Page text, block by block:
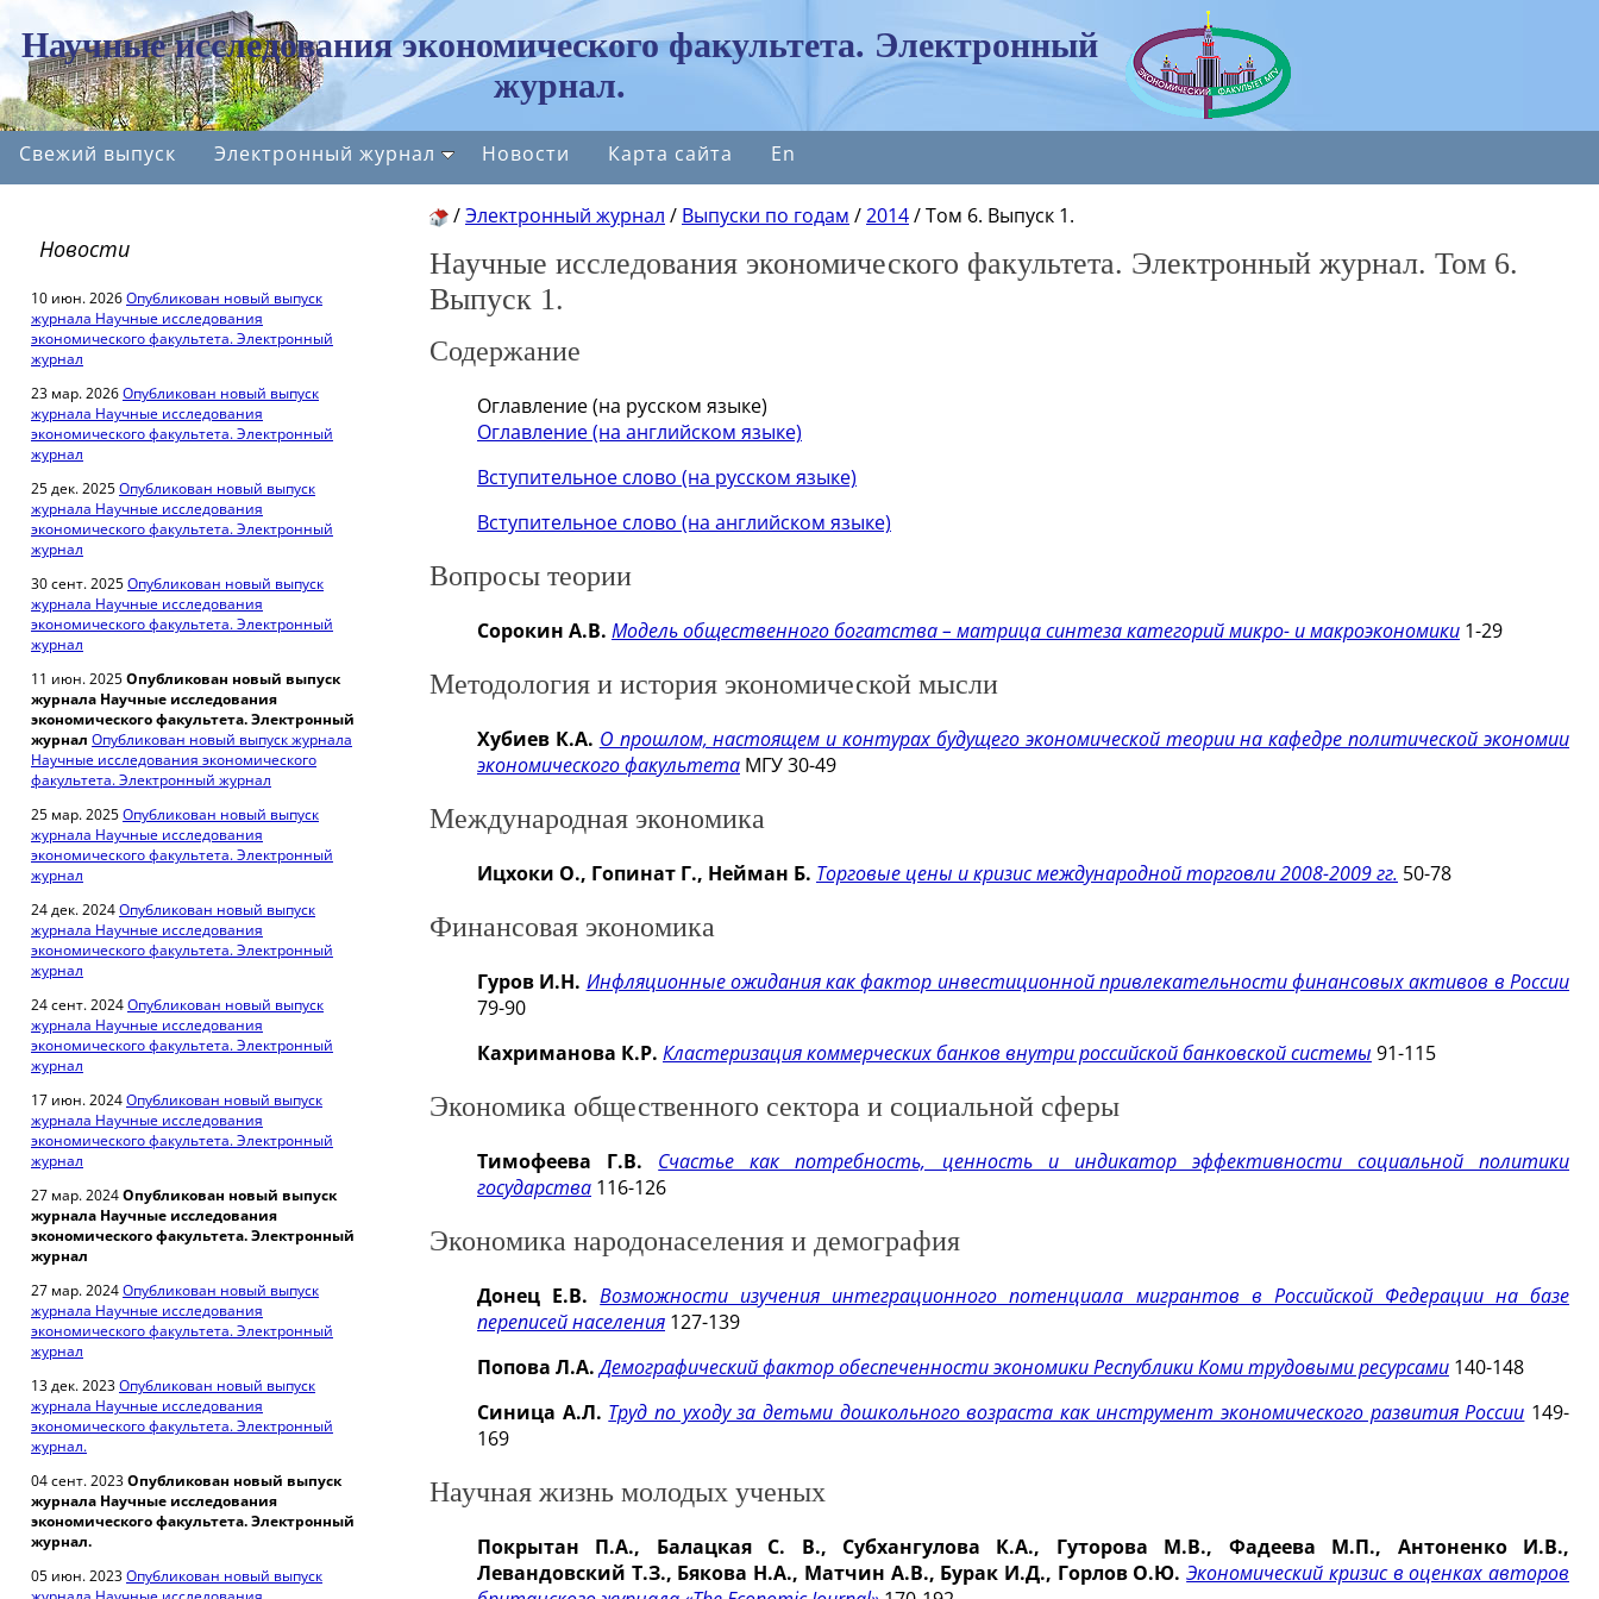
Научные исследования экономического факультета. Электронный
журнал.
Свежий выпуск Электронный журнал Новости Карта сайта En
Новости
10 июн. 2026Опубликован новый выпуск
журнала Научные исследования
экономического факультета. Электронный
журнал
23 мар. 2026Опубликован новый выпуск
журнала Научные исследования
экономического факультета. Электронный
журнал
25 дек. 2025Опубликован новый выпуск
журнала Научные исследования
экономического факультета. Электронный
журнал
30 сент. 2025Опубликован новый выпуск
журнала Научные исследования
экономического факультета. Электронный
журнал
11 июн. 2025Опубликован новый выпуск
журнала Научные исследования
экономического факультета. Электронный
журнал Опубликован новый выпуск журнала
Научные исследования экономического
факультета. Электронный журнал
25 мар. 2025Опубликован новый выпуск
журнала Научные исследования
экономического факультета. Электронный
журнал
24 дек. 2024Опубликован новый выпуск
журнала Научные исследования
экономического факультета. Электронный
журнал
24 сент. 2024Опубликован новый выпуск
журнала Научные исследования
экономического факультета. Электронный
журнал
17 июн. 2024Опубликован новый выпуск
журнала Научные исследования
экономического факультета. Электронный
журнал
27 мар. 2024Опубликован новый выпуск
журнала Научные исследования
экономического факультета. Электронный
журнал
27 мар. 2024Опубликован новый выпуск
журнала Научные исследования
экономического факультета. Электронный
журнал
13 дек. 2023Опубликован новый выпуск
журнала Научные исследования
экономического факультета. Электронный
журнал.
04 сент. 2023Опубликован новый выпуск
журнала Научные исследования
экономического факультета. Электронный
журнал.
05 июн. 2023Опубликован новый выпуск
/Электронный журнал / Выпуски по годам /2014/Том 6. Выпуск 1.
Научные исследования экономического факультета. Электронный журнал. Том 6.
Выпуск 1.
Содержание
Оглавление (на русском языке)
Оглавление (на английском языке)
Вступительное слово (на русском языке)
Вступительное слово (на английском языке)
Вопросы теории
Сорокин А.В. Модель общественного богатства – матрица синтеза категорий микро- и макроэкономики 1-29
Методология и история экономической мысли
Хубиев К.А. О прошлом, настоящем и контурах будущего экономической теории на кафедре политической экономии
экономического факультета МГУ 30-49
Международная экономика
Ицхоки О., Гопинат Г., Нейман Б. Торговые цены и кризис международной торговли 2008-2009 гг. 50-78
Финансовая экономика
Гуров И.Н. Инфляционные ожидания как фактор инвестиционной привлекательности финансовых активов в России
79-90
Кахриманова К.Р. Кластеризация коммерческих банков внутри российской банковской системы 91-115
Экономика общественного сектора и социальной сферы
Тимофеева Г.В.
Счастье как потребность, ценность и индикатор эффективности социальной политики
государства 116-126
Экономика народонаселения и демография
Донец Е.В. Возможности изучения интеграционного потенциала мигрантов в Российской Федерации на базе
переписей населения 127-139
Попова Л.А. Демографический фактор обеспеченности экономики Республики Коми трудовыми ресурсами 140-148
Синица А.Л. Труд по уходу за детьми дошкольного возраста как инструмент экономического развития России 149-
169
Научная жизнь молодых ученых
Покрытан П.А., Балацкая С. В., Субхангулова К.А., Гуторова М.В., Фадеева М.П., Антоненко И.В.,
Левандовский Т.З., Бякова Н.А., Матчин А.В., Бурак И.Д., Горлов О.Ю. Экономический кризис в оценках авторов